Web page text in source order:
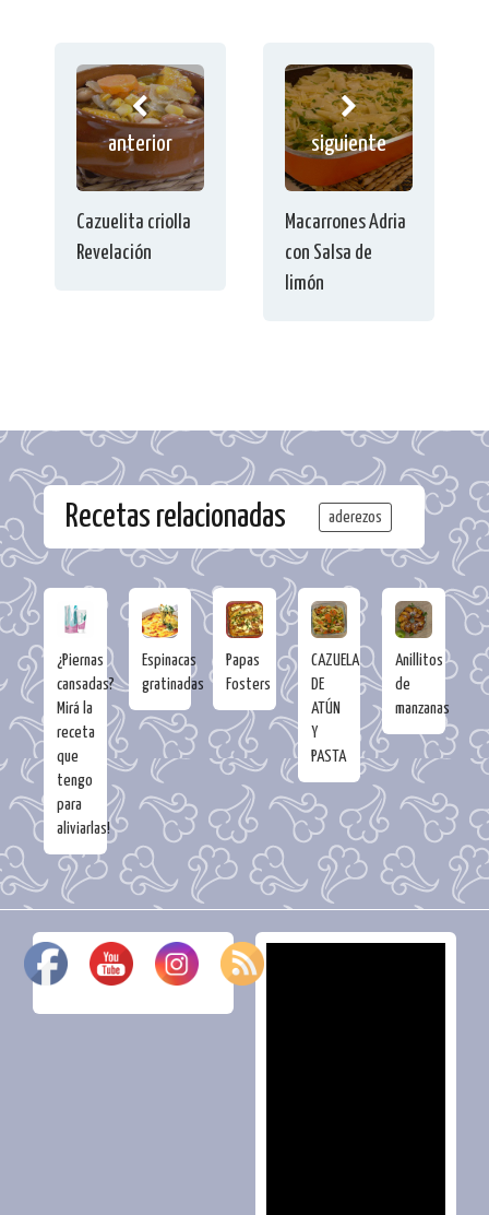
anterior
Cazuelita criolla
Revelación
siguiente
Macarrones Adria
con Salsa de
limón
Recetas relacionadas aderezos
¿Piernas
cansadas?
Mirá la
receta
que
tengo
para
aliviarlas!
Espinacas
gratinadas
Papas
Fosters
CAZUELA
DE
ATÚN
Y
PASTA
Anillitos
de
manzanas